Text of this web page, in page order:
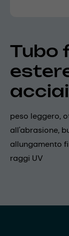
Tubo
peso leggero,
all'abrasione,
allungamento
raggi UV